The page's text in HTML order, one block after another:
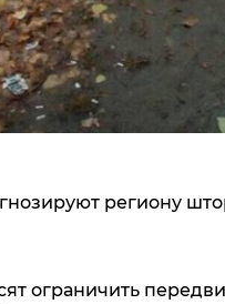
региону
ограничить